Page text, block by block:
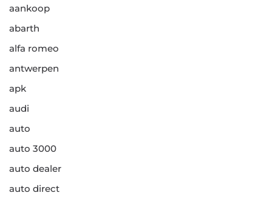
aankoop
abarth
alfa romeo
antwerpen
apk
audi
auto
auto 3000
auto dealer
auto direct